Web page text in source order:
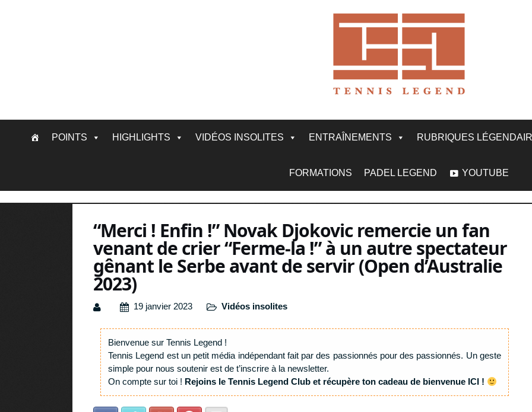
POINTS HIGHLIGHTS VIDÉOS INSOLITES ENTRAÎNEMENTS RUBRIQUES
FORMATIONS PADEL LEGEND YOUTUBE
“Merci ! Enfin !” Novak Djokovic remercie un fan
venant de crier “Ferme-la !” à un autre spectateur
gênant le Serbe avant de servir (Open d’Australie
2023)
19 janvier 2023 Vidéos insolites
Bienvenue sur Tennis Legend !
Tennis Legend est un petit média indépendant fait par des passionnés pour des passionnés. Un geste
simple pour nous soutenir est de t’inscrire à la newsletter.
On compte sur toi ! Rejoins le Tennis Legend Club et récupère ton cadeau de bienvenue ICI !